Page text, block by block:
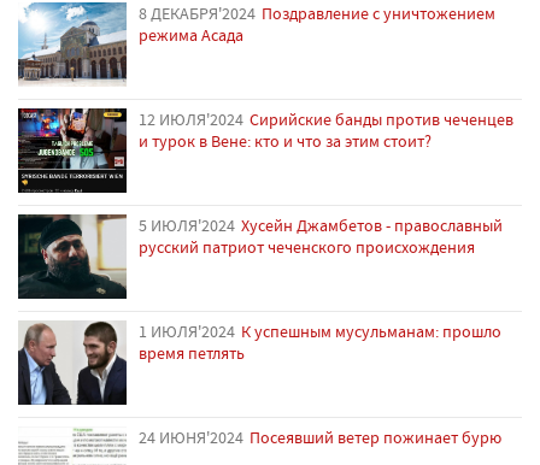
8 ДЕКАБРЯ'2024 Поздравление с уничтожением
режима Асада
12 ИЮЛЯ'2024 Сирийские банды против чеченцев
и турок в Вене: кто и что за этим стоит?
5 ИЮЛЯ'2024 Хусейн Джамбетов - православный
русский патриот чеченского происхождения
1 ИЮЛЯ'2024 К успешным мусульманам: прошло
время петлять
24 ИЮНЯ'2024 Посеявший ветер пожинает бурю